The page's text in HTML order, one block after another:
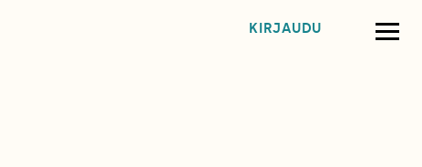
KIRJAUDU